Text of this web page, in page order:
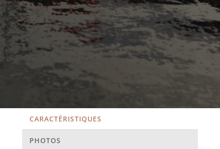
CARACTÉRISTIQUES
PHOTOS